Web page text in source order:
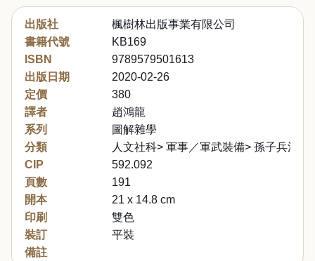
出版社
楓樹林出版事業有限公司
書籍代號
KB169
ISBN
9789579501613
出版日期
2020-02-26
定價
380
譯者
趙鴻龍
系列
圖解雜學
分類
人文社科> 軍事／軍武裝備> 孫子兵法與
CIP
592.092
頁數
191
開本
21 x 14.8 cm
印刷
雙色
裝訂
平裝
備註